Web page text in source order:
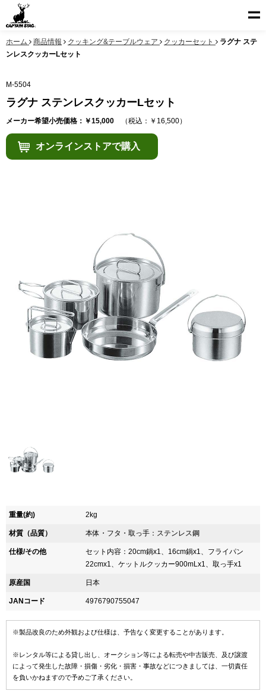
ホーム 商品情報 クッキング&テーブルウェア クッカーセット
ラグナ ステ
ンレスクッカーLセット
M-5504
ラグナ ステンレスクッカーLセット
メーカー希望小売価格：￥15,000 （税込：￥16,500）
オンラインストアで購入
重量(約) 2kg
材質（品質） 本体・フタ・取っ手：ステンレス鋼
仕様/その他
セット内容：20cm鍋x1、16cm鍋x1、フライパン
22cmx1、ケットルクッカー900mLx1、取っ手x1
原産国 日本
JANコード 4976790755047
※製品改良のため外観および仕様は、予告なく変更することがあります。
※レンタル等による貸し出し、オークション等による転売や中古販売、及び譲渡
によって発生した故障・損傷・劣化・損害・事故などにつきましては、一切責任
を負いかねますので予めご了承ください。